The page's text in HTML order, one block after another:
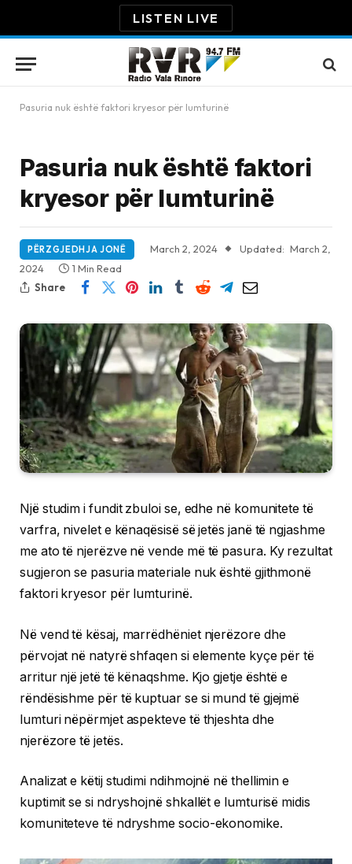
LISTEN LIVE
Pasuria nuk është faktori kryesor për lumturinë
Pasuria nuk është faktori
kryesor për lumturinë
PËRZGJEDHJA JONË March 2, 2024 Updated: March 2,
2024
1 Min Read
Share
Një studim i fundit zbuloi se, edhe në komunitete të
varfra, nivelet e kënaqësisë së jetës janë të ngjashme
me ato të njerëzve në vende më të pasura. Ky rezultat
sugjeron se pasuria materiale nuk është gjithmonë
faktori kryesor për lumturinë.
Në vend të kësaj, marrëdhëniet njerëzore dhe
përvojat në natyrë shfaqen si elemente kyçe për të
arritur një jetë të kënaqshme. Kjo gjetje është e
rëndësishme për të kuptuar se si mund të gjejmë
lumturi nëpërmjet aspekteve të thjeshta dhe
njerëzore të jetës.
Analizat e këtij studimi ndihmojnë në thellimin e
kuptimit se si ndryshojnë shkallët e lumturisë midis
komuniteteve të ndryshme socio-ekonomike.